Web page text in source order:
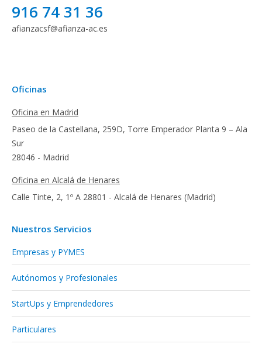
916 74 31 36
afianzacsf@afianza-ac.es
Oficinas
Oficina en Madrid
Paseo de la Castellana, 259D, Torre Emperador Planta 9 – Ala
Sur
28046 - Madrid
Oficina en Alcalá de Henares
Calle Tinte, 2, 1º A 28801 - Alcalá de Henares (Madrid)
Nuestros Servicios
Empresas y PYMES
Autónomos y Profesionales
StartUps y Emprendedores
Particulares